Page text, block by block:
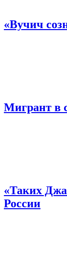
«Вучич
Мигрант в
«Таких
России